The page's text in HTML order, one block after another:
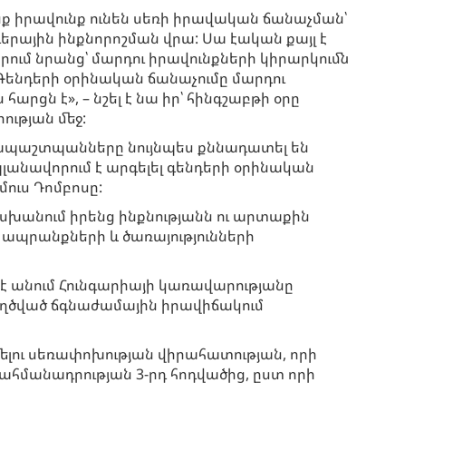
իրավունք ունեն սեռի իրավական ճանաչման՝
ինքնորոշման վրա: Սա էական քայլ է
նրանց՝ մարդու իրավունքների կիրարկումն
օրինական ճանաչումը մարդու
է», – նշել է նա իր՝ հինգշաբթի օրը
մեջ:
նույնպես քննադատել են
է արգելել գենդերի օրինական
Դոմբոսը:
իրենց ինքնությանն ու արտաքին
և ծառայությունների
Հունգարիայի կառավարությանը
ճգնաժամային իրավիճակում
սեռափոխության վիրահատության, որի
3-րդ հոդվածից, ըստ որի